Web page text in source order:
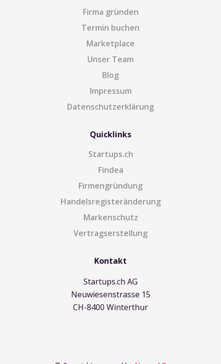
Firma gründen
Termin buchen
Marketplace
Unser Team
Blog
Impressum
Datenschutzerklärung
Quicklinks
Startups.ch
Findea
Firmengründung
Handelsregisteränderung
Markenschutz
Vertragserstellung
Kontakt
Startups.ch AG
Neuwiesenstrasse 15
CH-8400 Winterthur